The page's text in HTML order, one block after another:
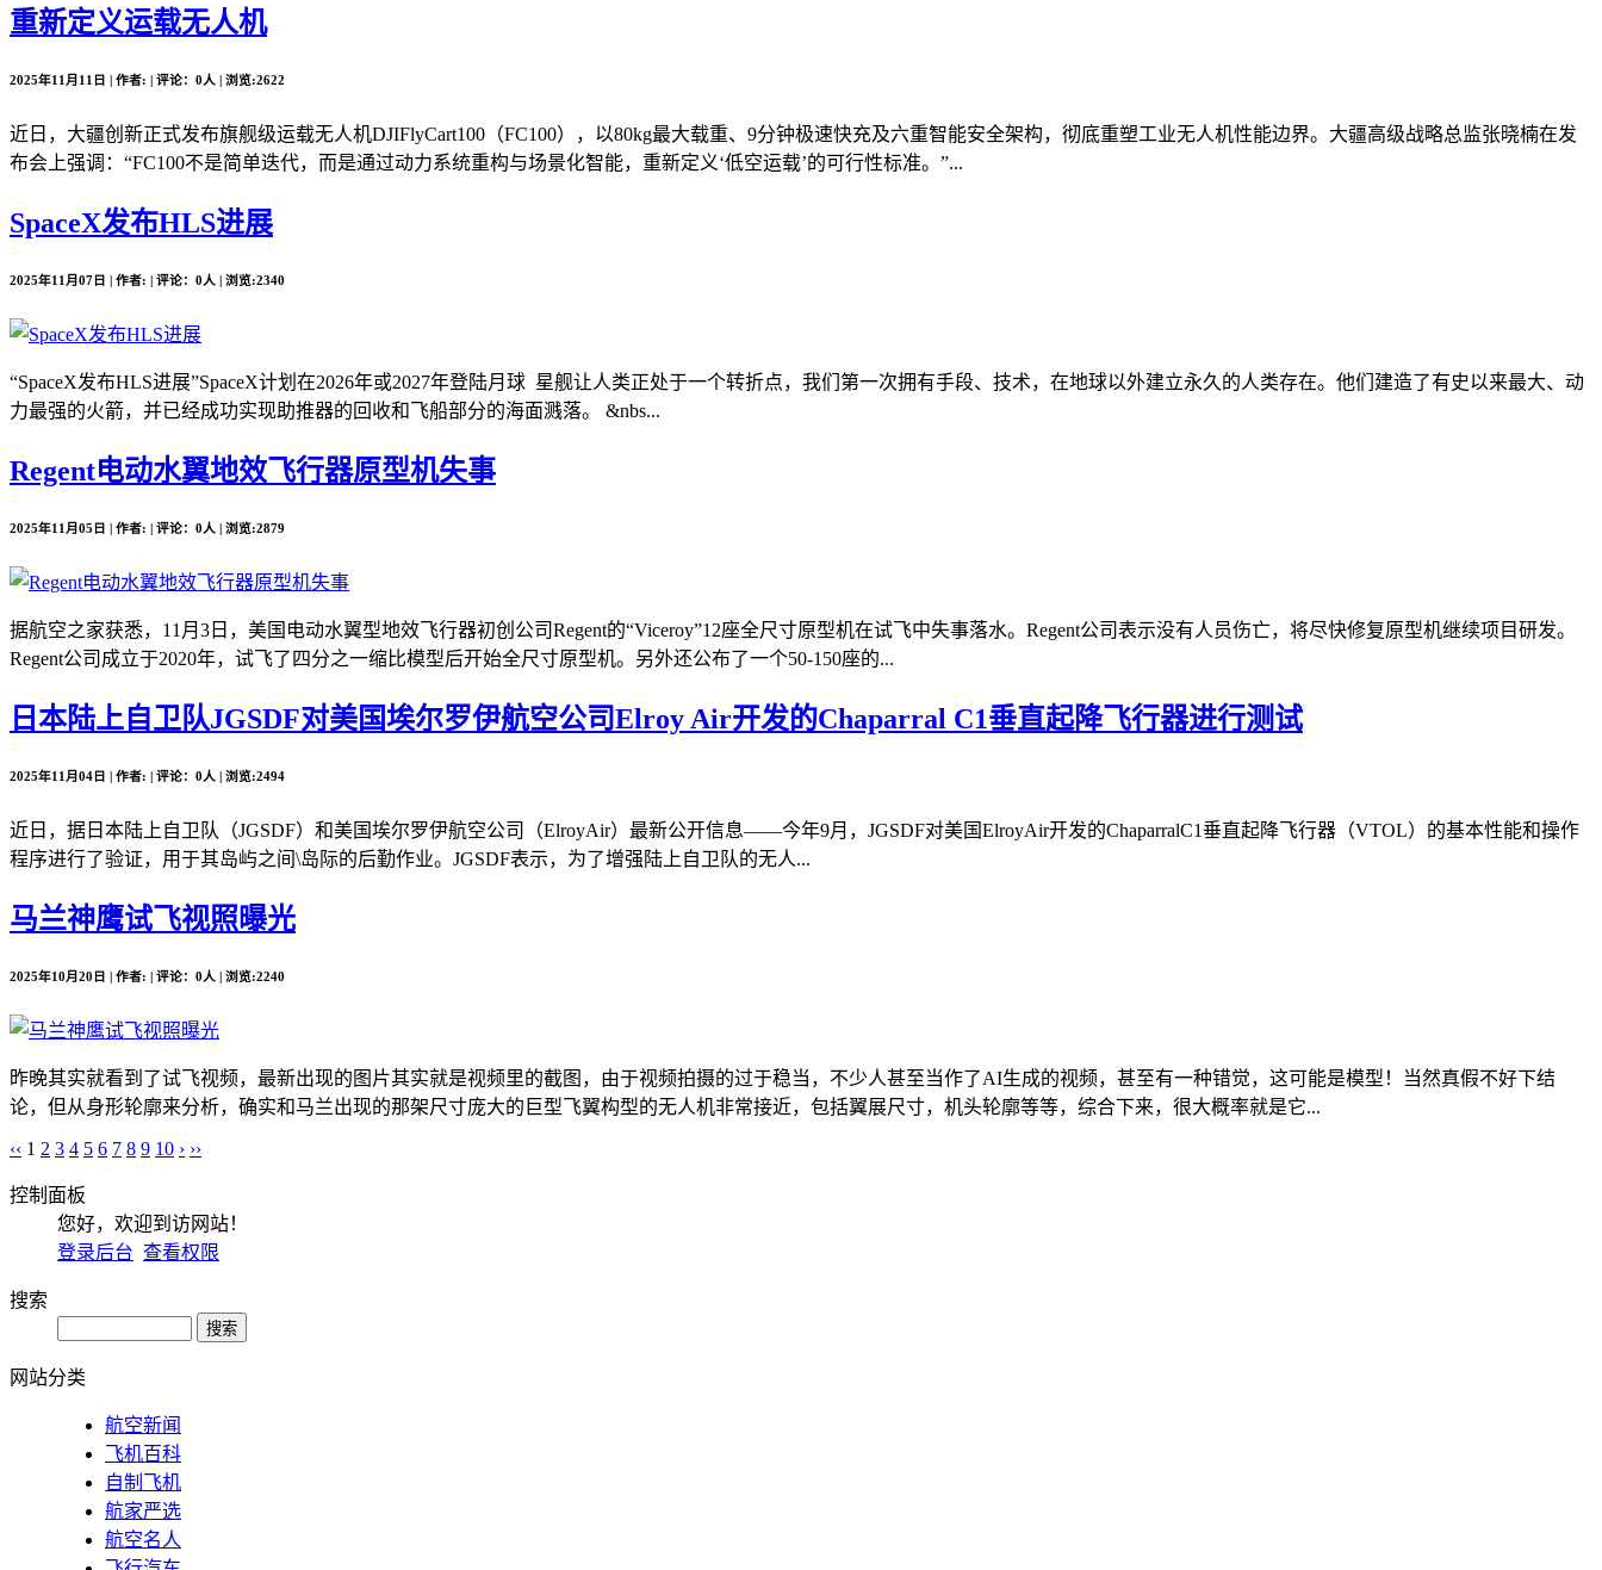
重新定义运载无人机
2025年11月11日 | 作者: | 评论：0人 | 浏览:2622
近日，大疆创新正式发布旗舰级运载无人机DJIFlyCart100（FC100），以80kg最大载重、9分钟极速快充及六重智能安全架构，彻底重塑工业无人机性能边界。大疆高级战略总监张晓楠在发
布会上强调：“FC100不是简单迭代，而是通过动力系统重构与场景化智能，重新定义‘低空运载’的可行性标准。”...
SpaceX发布HLS进展
2025年11月07日 | 作者: | 评论：0人 | 浏览:2340
“SpaceX发布HLS进展”SpaceX计划在2026年或2027年登陆月球 星舰让人类正处于一个转折点，我们第一次拥有手段、技术，在地球以外建立永久的人类存在。他们建造了有史以来最大、动
力最强的火箭，并已经成功实现助推器的回收和飞船部分的海面溅落。 &nbs...
Regent电动水翼地效飞行器原型机失事
2025年11月05日 | 作者: | 评论：0人 | 浏览:2879
据航空之家获悉，11月3日，美国电动水翼型地效飞行器初创公司Regent的“Viceroy”12座全尺寸原型机在试飞中失事落水。Regent公司表示没有人员伤亡，将尽快修复原型机继续项目研发。
Regent公司成立于2020年，试飞了四分之一缩比模型后开始全尺寸原型机。另外还公布了一个50-150座的...
日本陆上自卫队JGSDF对美国埃尔罗伊航空公司Elroy Air开发的Chaparral C1垂直起降飞行器进行测试
2025年11月04日 | 作者: | 评论：0人 | 浏览:2494
近日，据日本陆上自卫队（JGSDF）和美国埃尔罗伊航空公司（ElroyAir）最新公开信息——今年9月，JGSDF对美国ElroyAir开发的ChaparralC1垂直起降飞行器（VTOL）的基本性能和操作
程序进行了验证，用于其岛屿之间\岛际的后勤作业。JGSDF表示，为了增强陆上自卫队的无人...
马兰神鹰试飞视照曝光
2025年10月20日 | 作者: | 评论：0人 | 浏览:2240
昨晚其实就看到了试飞视频，最新出现的图片其实就是视频里的截图，由于视频拍摄的过于稳当，不少人甚至当作了AI生成的视频，甚至有一种错觉，这可能是模型！当然真假不好下结
论，但从身形轮廓来分析，确实和马兰出现的那架尺寸庞大的巨型飞翼构型的无人机非常接近，包括翼展尺寸，机头轮廓等等，综合下来，很大概率就是它...
‹‹ 1 2 3 4 5 6 7 8 9 10 › ››
控制面板
您好，欢迎到访网站！
登录后台 查看权限
搜索
网站分类
航空新闻
飞机百科
自制飞机
航家严选
航空名人